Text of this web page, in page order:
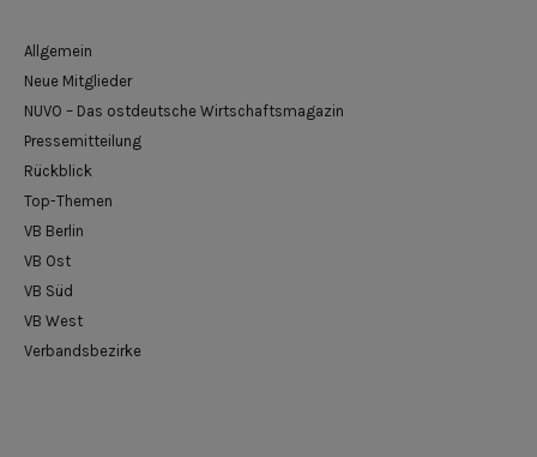
Allgemein
Neue Mitglieder
NUVO – Das ostdeutsche Wirtschaftsmagazin
Pressemitteilung
Rückblick
Top-Themen
VB Berlin
VB Ost
VB Süd
VB West
Verbandsbezirke